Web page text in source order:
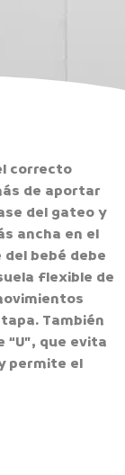
correcto
de aportar
del gateo y
ancha en el
bebé debe
flexible de
También
que evita
permite el